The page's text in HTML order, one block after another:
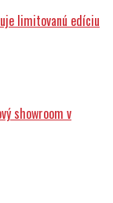
limitovanú edíciu
showroom v